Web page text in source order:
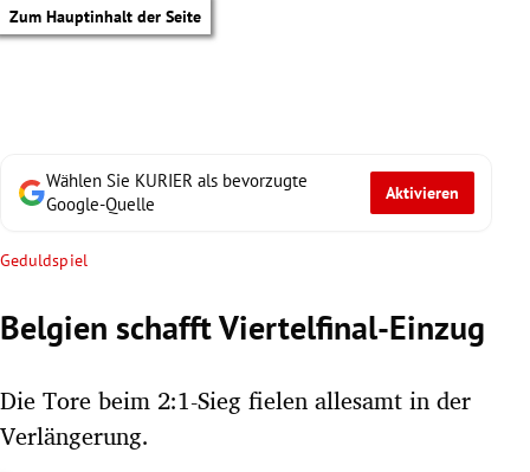
Zum Hauptinhalt der Seite
Wählen Sie KURIER als bevorzugte
Google-Quelle
Aktivieren
Geduldspiel
Belgien schafft Viertelfinal-Einzug
Die Tore beim 2:1-Sieg fielen allesamt in der
Verlängerung.